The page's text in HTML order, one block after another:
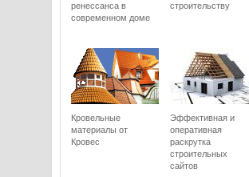
ренессанса в
современном доме
строительству
Кровельные
материалы от
Кровес
Эффективная и
оперативная
раскрутка
строительных
сайтов